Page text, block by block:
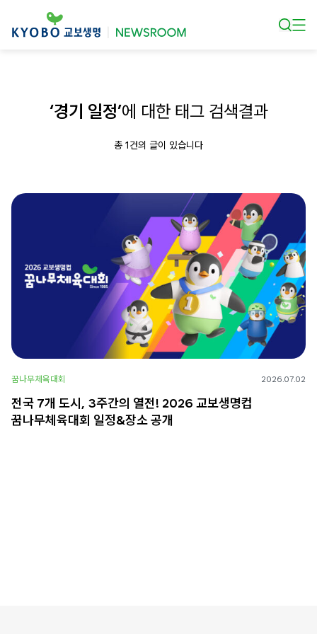
‘경기 일정’에 대한 태그 검색결과
총 1건의 글이 있습니다
꿈나무체육대회 2026.07.02
전국 7개 도시, 3주간의 열전! 2026 교보생명컵
꿈나무체육대회 일정&장소 공개